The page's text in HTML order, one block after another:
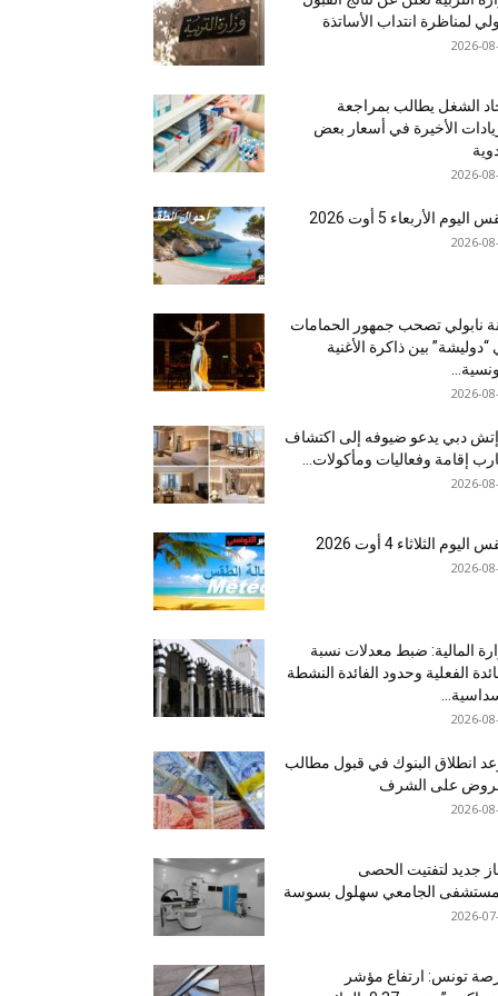
لمناظرة انتداب الأساتذة
2026-
الشغل يطالب بمراجعة
الأخيرة في أسعار بعض
2026-
الأربعاء 5 أوت 2026
2026-
نابولي تصحب جمهور الحمامات
بين ذاكرة الأغنية
2026-
إتش دبي يدعو ضيوفه إلى اكتشاف
إقامة وفعاليات ومأكولات...
2026-
الثلاثاء 4 أوت 2026
2026-
المالية: ضبط معدلات نسبة
الفعلية وحدود الفائدة النشطة
2026-
انطلاق البنوك في قبول مطالب
على الشرف
2026-
جديد لتفتيت الحصى
الجامعي سهلول بسوسة
2026-
تونس: ارتفاع مؤشر